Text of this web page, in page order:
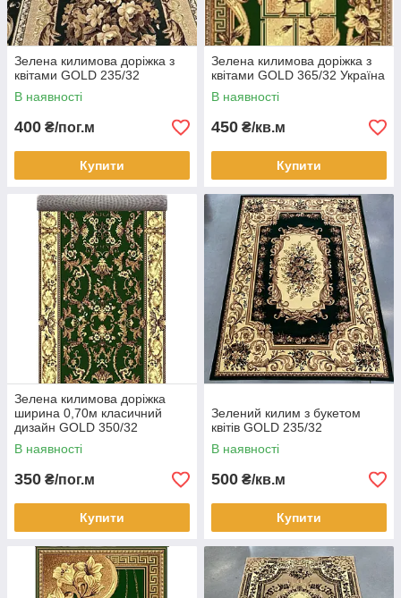
Зелена килимова доріжка з
квітами GOLD 235/32
В наявності
400 ₴/пог.м
Купити
Зелена килимова доріжка з
квітами GOLD 365/32 Україна
В наявності
450 ₴/кв.м
Купити
Зелена килимова доріжка
ширина 0,70м класичний
дизайн GOLD 350/32
В наявності
350 ₴/пог.м
Купити
Зелений килим з букетом
квітів GOLD 235/32
В наявності
500 ₴/кв.м
Купити